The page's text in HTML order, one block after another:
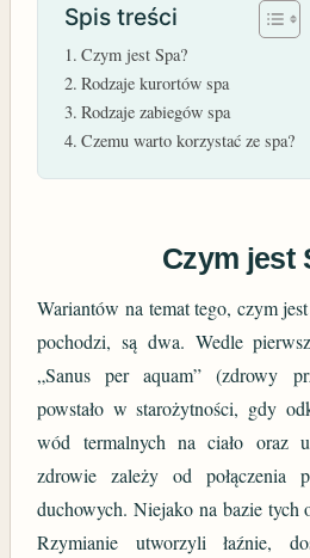
Spis treści
Czym jest Spa?
Rodzaje kurortów spa
Rodzaje zabiegów spa
Czemu warto korzystać ze spa?
Czym jest
Wariantów na temat tego, czym
pochodzi, są dwa. Wedle
„Sanus per aquam” (zdrowy
powstało w starożytności, gdy
wód termalnych na ciało oraz
zdrowie zależy od połączenia
duchowych. Niejako na bazie tych
Rzymianie utworzyli łaźnie,